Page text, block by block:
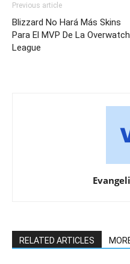
Previous article
Blizzard No Hará Más Skins
Para El MVP De La Overwatch
League
RELATED ARTICLES